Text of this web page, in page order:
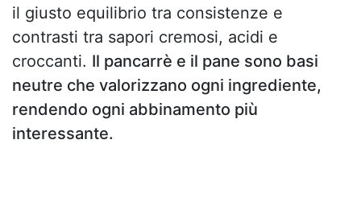
il giusto equilibrio tra consistenze e
contrasti tra sapori cremosi, acidi e
croccanti. Il pancarrè e il pane sono basi
neutre che valorizzano ogni ingrediente,
rendendo ogni abbinamento più
interessante.